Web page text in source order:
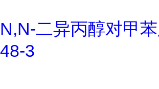
N,N-二异丙醇对甲
48-3